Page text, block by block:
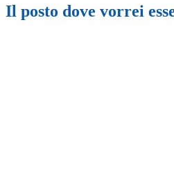
Il posto dove vorrei